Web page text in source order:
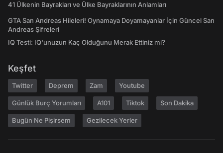
41 Ülkenin Bayrakları ve Ülke Bayraklarının Anlamları
GTA San Andreas Hileleri! Oynamaya Doyamayanlar İçin Güncel San
Andreas Şifreleri
IQ Testi: IQ'unuzun Kaç Olduğunu Merak Ettiniz mi?
Keşfet
Twitter Deprem Zam Youtube
Günlük Burç Yorumları A101 Tiktok Son Dakika
Bugün Ne Pişirsem Gezilecek Yerler